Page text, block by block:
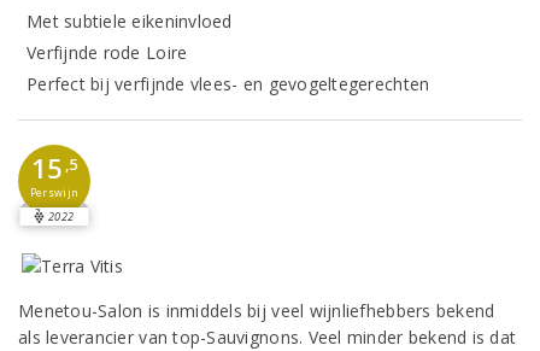
Met subtiele eikeninvloed
Verfijnde rode Loire
Perfect bij verfijnde vlees- en gevogeltegerechten
15 ,5
Perswijn
2022
Menetou-Salon is inmiddels bij veel wijnliefhebbers bekend
als leverancier van top-Sauvignons. Veel minder bekend is dat